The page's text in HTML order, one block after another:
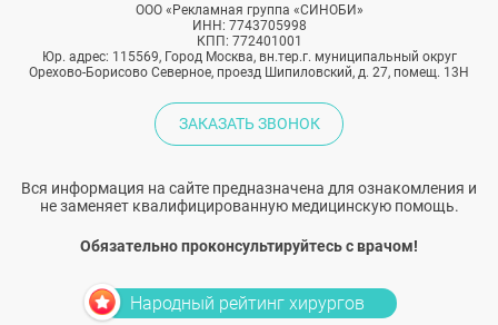
ООО «Рекламная группа «СИНОБИ»
ИНН: 7743705998
КПП: 772401001
Юр. адрес: 115569, Город Москва, вн.тер.г. муниципальный округ
Орехово-Борисово Северное, проезд Шипиловский, д. 27, помещ. 13Н
ЗАКАЗАТЬ ЗВОНОК
Вся информация на сайте предназначена для ознакомления и
не заменяет квалифицированную медицинскую помощь.
Обязательно проконсультируйтесь с врачом!
Народный рейтинг хирургов